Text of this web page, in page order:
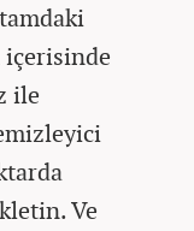
içerisinde
ile
Ve